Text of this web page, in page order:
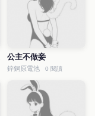
公主不做妾
鋅銅原電池 0 閱讀